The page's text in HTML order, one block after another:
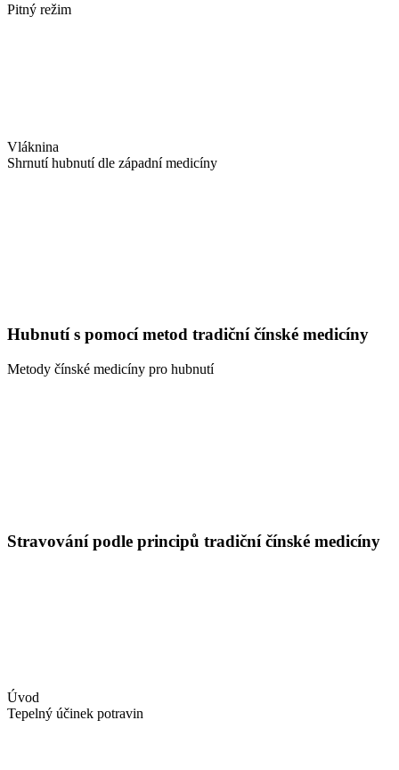
Pitný režim
Vláknina
Shrnutí hubnutí dle západní medicíny
Hubnutí s pomocí metod tradiční čínské medicíny
Metody čínské medicíny pro hubnutí
Stravování podle principů tradiční čínské medicíny
Úvod
Tepelný účinek potravin